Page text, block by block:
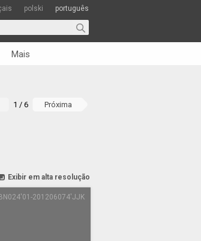
polski português
Mais
1 / 6 Próxima
Exibir em alta resolução
BN024'01-201206074'JJK